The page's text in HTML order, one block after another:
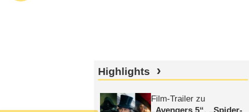
Highlights
Film-Trailer zu